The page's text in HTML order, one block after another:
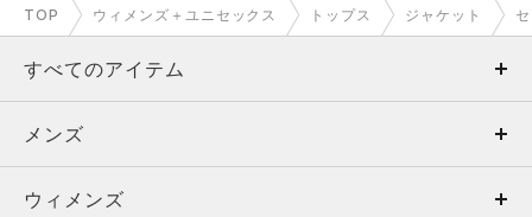
TOP ウィメンズ＋ユニセックス トップス ジャケット
すべてのアイテム
メンズ
ウィメンズ
メンズ
トップス
ウィメンズ